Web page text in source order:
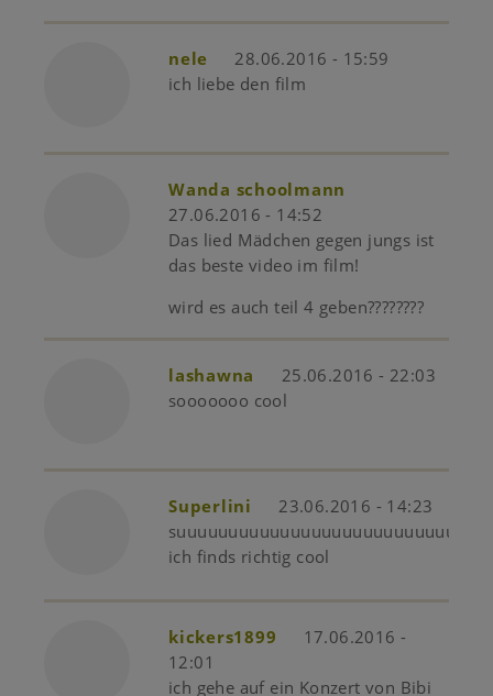
nele
28.06.2016 - 15:59
ich liebe den film
Wanda schoolmann
27.06.2016 - 14:52
Das lied Mädchen gegen jungs ist
das beste video im film!
wird es auch teil 4 geben????????
lashawna
25.06.2016 - 22:03
sooooooo cool
Superlini
23.06.2016 - 14:23
suuuuuuuuuuuuuuuuuuuuuuuuuuuper
ich finds richtig cool
kickers1899
17.06.2016 -
12:01
ich gehe auf ein Konzert von Bibi